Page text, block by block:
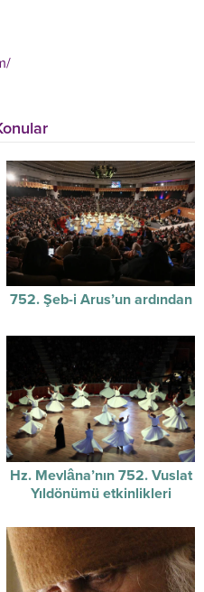
752. Şeb-i Arus’un ardından
Hz. Mevlâna’nın 752. Vuslat
Yıldönümü etkinlikleri